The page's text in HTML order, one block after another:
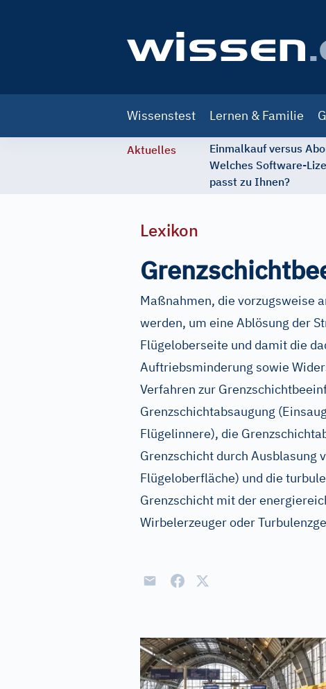
navigation
Wissenstest Lernen & Familie
Aktuelles
Einmalkauf versus
Welches Software-
passt zu Ihnen?
Lexikon
Maßnahmen, die vorzugsweise
werden, um eine Ablösung der
Flügeloberseite und damit die
Auftriebsminderung sowie
Verfahren zur
Grenzschichtabsaugung
Flügelinnere), die
Grenzschicht durch Ausblasung
Flügeloberfläche) und die
Grenzschicht mit der
Wirbelerzeuger oder